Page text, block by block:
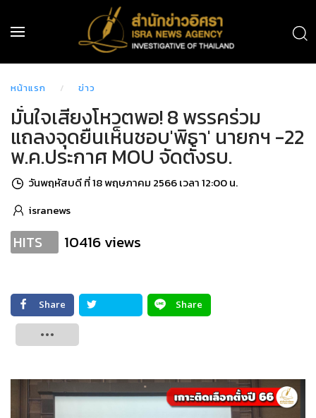
หน้าแรก ข่าว
มั่นใจเสียงโหวตพอ! 8 พรรคร่วม
แถลงจุดยืนเห็นชอบ'พิธา' นายกฯ -22
พ.ค.ประกาศ MOU จัดตั้งรบ.
วันพฤหัสบดี ที่ 18 พฤษภาคม 2566 เวลา 12:00 น.
isranews
HITS 10416 views
Share
Share